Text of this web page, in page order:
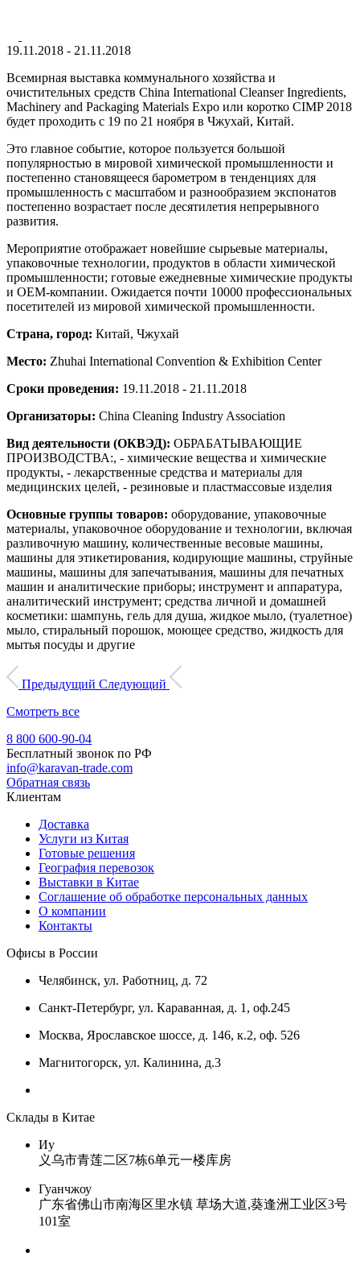
19.11.2018 - 21.11.2018
Всемирная выставка коммунального хозяйства и
очистительных средств China International Cleanser Ingredients,
Machinery and Packaging Materials Expo или коротко CIMP 2018
будет проходить с 19 по 21 ноября в Чжухай, Китай.
Это главное событие, которое пользуется большой
популярностью в мировой химической промышленности и
постепенно становящееся барометром в тенденциях для
промышленность с масштабом и разнообразием экспонатов
постепенно возрастает после десятилетия непрерывного
развития.
Мероприятие отображает новейшие сырьевые материалы,
упаковочные технологии, продуктов в области химической
промышленности; готовые ежедневные химические продукты
и OEM-компании. Ожидается почти 10000 профессиональных
посетителей из мировой химической промышленности.
Страна, город: Китай, Чжухай
Место: Zhuhai International Convention & Exhibition Center
Сроки проведения: 19.11.2018 - 21.11.2018
Организаторы: China Cleaning Industry Association
Вид деятельности (ОКВЭД): ОБРАБАТЫВАЮЩИЕ
ПРОИЗВОДСТВА:, - химические вещества и химические
продукты, - лекарственные средства и материалы для
медицинских целей, - резиновые и пластмассовые изделия
Основные группы товаров: оборудование, упаковочные
материалы, упаковочное оборудование и технологии, включая
разливочную машину, количественные весовые машины,
машины для этикетирования, кодирующие машины, струйные
машины, машины для запечатывания, машины для печатных
машин и аналитические приборы; инструмент и аппаратура,
аналитический инструмент; средства личной и домашней
косметики: шампунь, гель для душа, жидкое мыло, (туалетное)
мыло, стиральный порошок, моющее средство, жидкость для
мытья посуды и другие
Предыдущий Следующий
Смотреть все
8 800 600-90-04
Бесплатный звонок по РФ
info@karavan-trade.com
Обратная связь
Клиентам
Доставка
Услуги из Китая
Готовые решения
География перевозок
Выставки в Китае
Соглашение об обработке персональных данных
О компании
Контакты
Офисы в России
Челябинск, ул. Работниц, д. 72
Санкт-Петербург, ул. Караванная, д. 1, оф.245
Москва, Ярославское шоссе, д. 146, к.2, оф. 526
Магнитогорск, ул. Калинина, д.3
Склады в Китае
Иу
义乌市青莲二区7栋6单元一楼库房
Гуанчжоу
广东省佛山市南海区里水镇 草场大道,葵逢洲工业区3号
101室